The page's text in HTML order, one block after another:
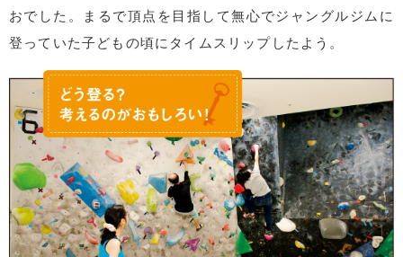
おでした。まるで頂点を目指して無心でジャングルジムに
登っていた子どもの頃にタイムスリップしたよう。